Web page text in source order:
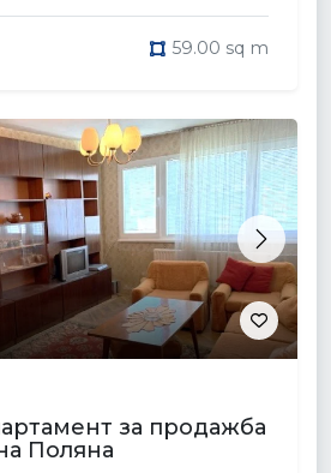
59.00 sq m
Next
за продажба
Поляна